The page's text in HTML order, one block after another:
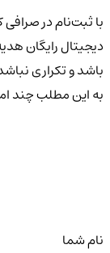
با ثبت‌نام در
باشد و تکراری نباشد.
به این مطلب چند
نام شما